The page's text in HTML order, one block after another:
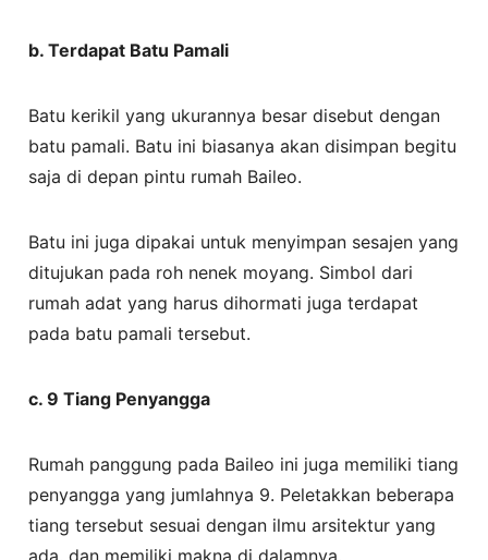
b.Terdapat Batu Pamali
Batu kerikil yang ukurannya besar disebut dengan
batu pamali. Batu ini biasanya akan disimpan begitu
saja di depan pintu rumah Baileo.
Batu ini juga dipakai untuk menyimpan sesajen yang
ditujukan pada roh nenek moyang. Simbol dari
rumah adat yang harus dihormati juga terdapat
pada batu pamali tersebut.
c.9 Tiang Penyangga
Rumah panggung pada Baileo ini juga memiliki tiang
penyangga yang jumlahnya 9. Peletakkan beberapa
tiang tersebut sesuai dengan ilmu arsitektur yang